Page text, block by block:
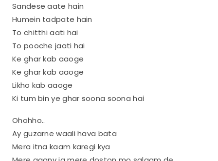
Sandese aate hain
Humein tadpate hain
To chitthi aati hai
To pooche jaati hai
Ke ghar kab aaoge
Ke ghar kab aaoge
Likho kab aaoge
Ki tum bin ye ghar soona soona hai
Ohohho..
Ay guzarne waali hava bata
Mera itna kaam karegi kya